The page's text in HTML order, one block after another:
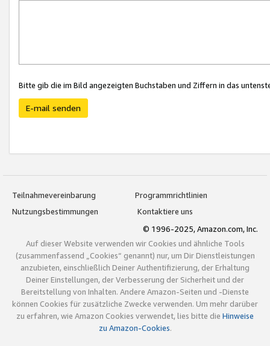
Bitte gib die im Bild angezeigten Buchstaben und Ziffern in das
E-mail senden
Teilnahmevereinbarung
Programmrichtlinien
Nutzungsbestimmungen
Kontaktiere uns
© 1996-2025, Amazon.com, Inc.
Auf dieser Website verwenden wir Cookies und ähnliche Tools
(zusammenfassend „Cookies“ genannt) nur, um Dir Dienstleistungen
anzubieten, einschließlich Deiner Authentifizierung, der Erhaltung
Deiner Einstellungen, der Verbesserung der Sicherheit und der
Bereitstellung von Inhalten. Andere Amazon-Seiten und -Dienste
können Cookies für zusätzliche Zwecke verwenden. Um mehr darüber
zu erfahren, wie Amazon Cookies verwendet, lies bitte die Hinweise
zu Amazon-Cookies.